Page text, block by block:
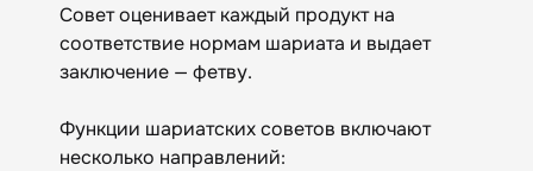
Совет оценивает каждый продукт на
соответствие нормам шариата и выдает
заключение — фетву.
Функции шариатских советов включают
несколько направлений: